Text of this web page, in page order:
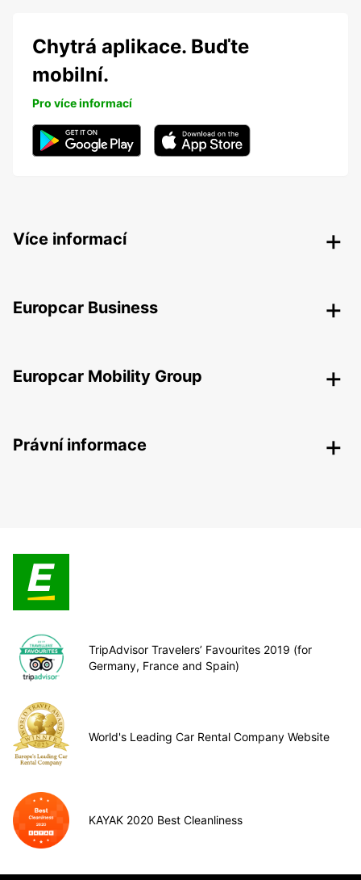
Chytrá aplikace. Buďte
mobilní.
Pro více informací
Více informací
Europcar Business
Europcar Mobility Group
Právní informace
TripAdvisor Travelers’ Favourites 2019 (for
Germany, France and Spain)
World's Leading Car Rental Company Website
KAYAK 2020 Best Cleanliness